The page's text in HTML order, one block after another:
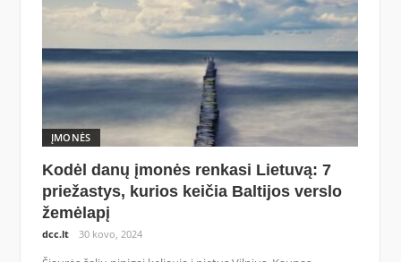
ĮMONĖS
Kodėl danų įmonės renkasi Lietuvą: 7
priežastys, kurios keičia Baltijos verslo
žemėlapį
dcc.lt 30 kovo, 2024